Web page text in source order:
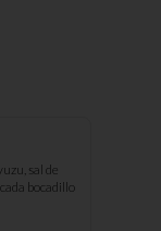
sal de
bocadillo